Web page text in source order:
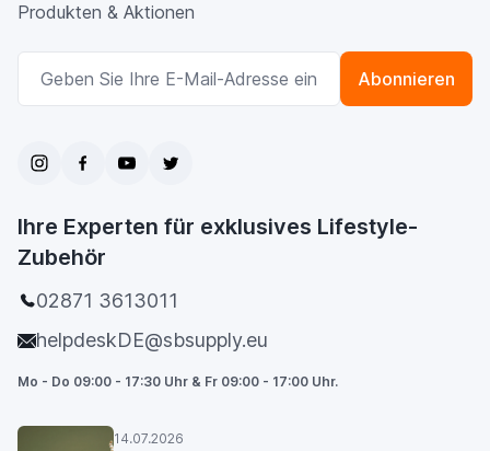
Produkten & Aktionen
E-Mailadresse
Abonnieren
Ihre Experten für exklusives Lifestyle-
Zubehör
02871 3613011
helpdeskDE@sbsupply.eu
Mo - Do 09:00 - 17:30 Uhr & Fr 09:00 - 17:00 Uhr.
14.07.2026